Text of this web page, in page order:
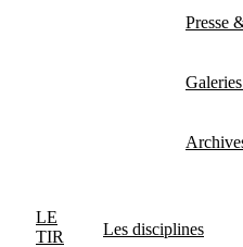
Presse
LE
TIR
Les disciplines